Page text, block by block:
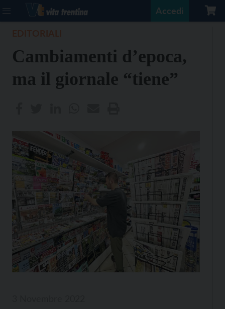
Accedi
Cambiamenti d’epoca,
ma il giornale “tiene”